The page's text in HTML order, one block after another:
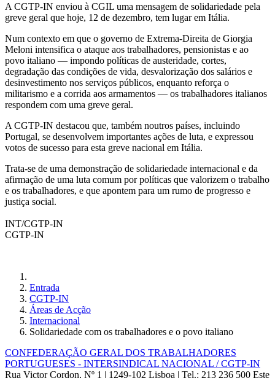
A CGTP-IN enviou à CGIL uma mensagem de solidariedade pela
greve geral que hoje, 12 de dezembro, tem lugar em Itália.
Num contexto em que o governo de Extrema-Direita de Giorgia
Meloni intensifica o ataque aos trabalhadores, pensionistas e ao
povo italiano — impondo políticas de austeridade, cortes,
degradação das condições de vida, desvalorização dos salários e
desinvestimento nos serviços públicos, enquanto reforça o
militarismo e a corrida aos armamentos — os trabalhadores italianos
respondem com uma greve geral.
A CGTP-IN destacou que, também noutros países, incluindo
Portugal, se desenvolvem importantes ações de luta, e expressou
votos de sucesso para esta greve nacional em Itália.
Trata-se de uma demonstração de solidariedade internacional e da
afirmação de uma luta comum por políticas que valorizem o trabalho
e os trabalhadores, e que apontem para um rumo de progresso e
justiça social.
INT/CGTP-IN
CGTP-IN
Entrada
CGTP-IN
Áreas de Acção
Internacional
Solidariedade com os trabalhadores e o povo italiano
CONFEDERAÇÃO GERAL DOS TRABALHADORES
PORTUGUESES - INTERSINDICAL NACIONAL / CGTP-IN
Rua Victor Cordon, Nº 1 | 1249-102 Lisboa | Tel.: 213 236 500 Este